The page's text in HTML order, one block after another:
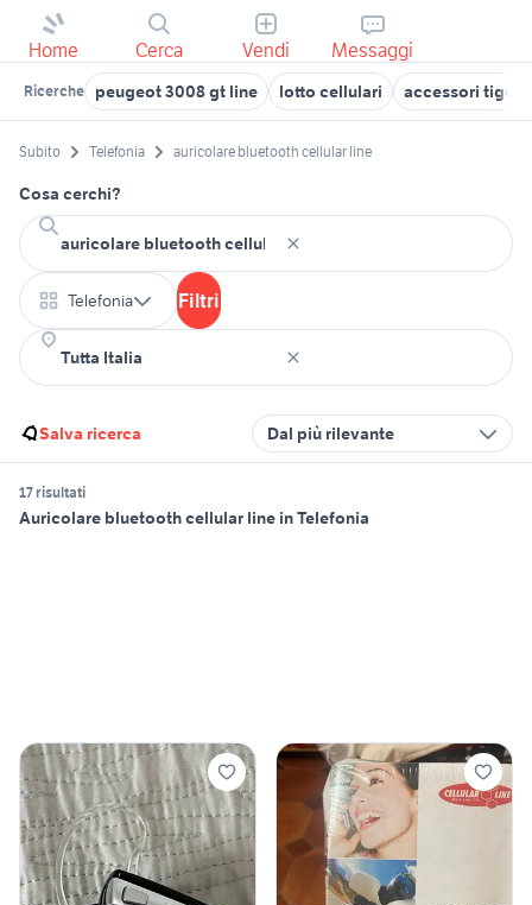
Home Cerca Vendi Messaggi
Ricerche peugeot 3008 gt line lotto cellulari accessori
Subito Telefonia auricolare bluetooth cellular line
Cosa cerchi?
Telefonia Filtri
Salva ricerca Dal più rilevante
17 risultati
Auricolare bluetooth cellular line in Telefonia